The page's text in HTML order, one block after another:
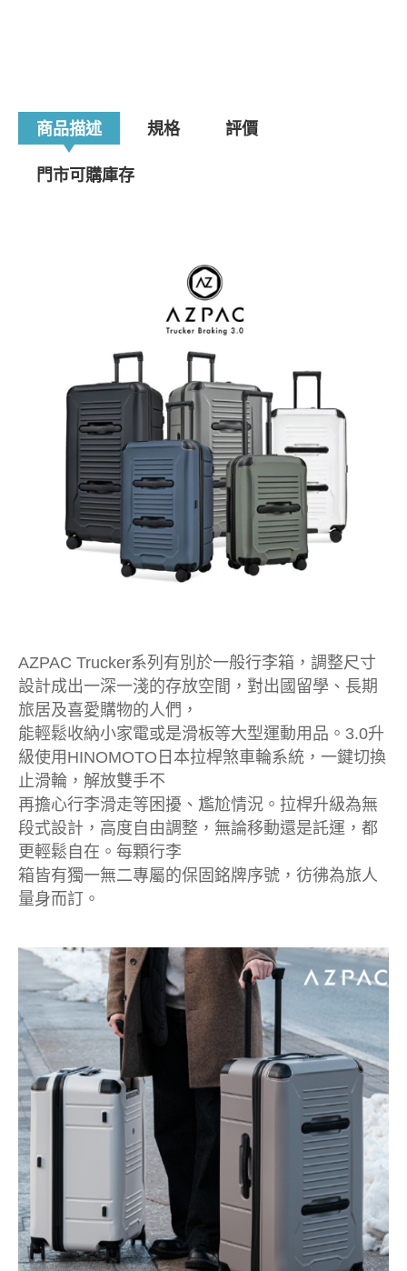
商品描述 規格 評價
門市可購庫存
AZPAC Trucker系列有別於一般行李箱，調整尺寸
設計成出一深一淺的存放空間，對出國留學、長期
旅居及喜愛購物的人們，
能輕鬆收納小家電或是滑板等大型運動用品。3.0升
級使用HINOMOTO日本拉桿煞車輪系統，一鍵切換
止滑輪，解放雙手不
再擔心行李滑走等困擾、尷尬情況。拉桿升級為無
段式設計，高度自由調整，無論移動還是託運，都
更輕鬆自在。每顆行李
箱皆有獨一無二專屬的保固銘牌序號，彷彿為旅人
量身而訂。